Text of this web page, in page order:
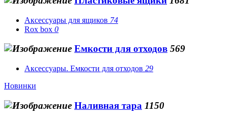
Аксессуары для ящиков 74
Rox box 0
Емкости для отходов 569
Аксессуары. Емкости для отходов 29
Новинки
Наливная тара 1150